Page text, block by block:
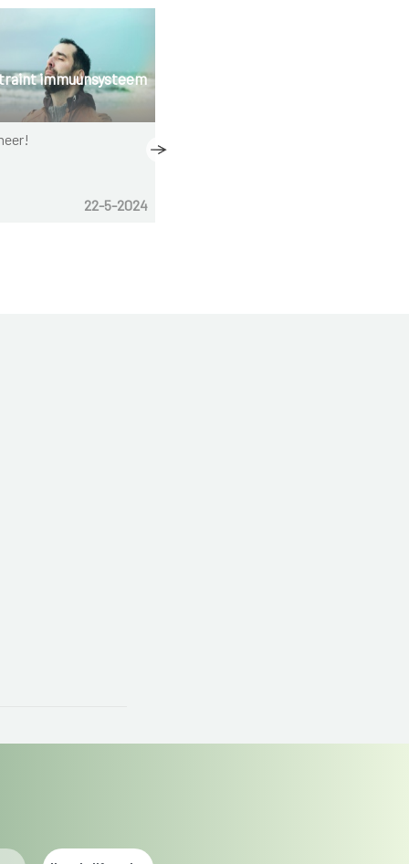
immuunsysteem
22-5-2024